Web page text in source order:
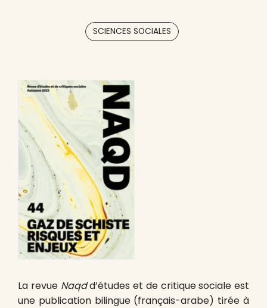
SCIENCES SOCIALES
La revue Naqdd’études et de critique sociale est
une publication bilingue (français-arabe) tirée à